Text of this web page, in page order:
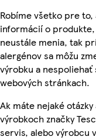
Robíme všetko pre
informácií o
neustále menia, tak
alergénov sa môžu
výrobku a
webových stránkach.
Ak máte nejaké
výrobkoch značky
servis, alebo výrobcu